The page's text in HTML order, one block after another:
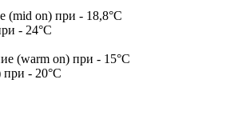
(mid on) при - 18,8°C
- 24°C
(warm on) при - 15°C
- 20°C